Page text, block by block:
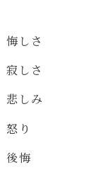
悔しさ
寂しさ
悲しみ
怒り
後悔